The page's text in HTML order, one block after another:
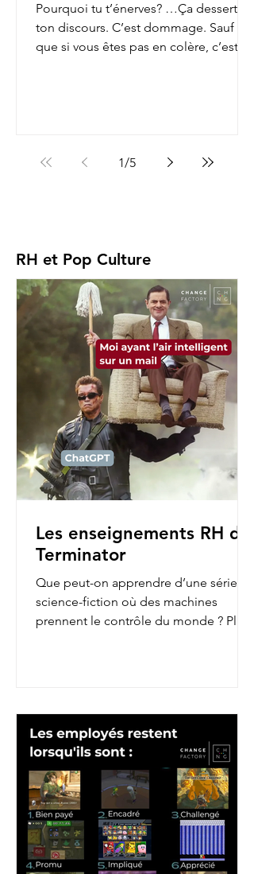
Pourquoi tu t’énerves? …Ça dessert
ton discours. C’est dommage. Sauf
que si vous êtes pas en colère, c’est
1/5
RH et Pop Culture
Les enseignements RH de
Terminator
Que peut-on apprendre d’une série de
science-fiction où des machines
prennent le contrôle du monde ? Plus